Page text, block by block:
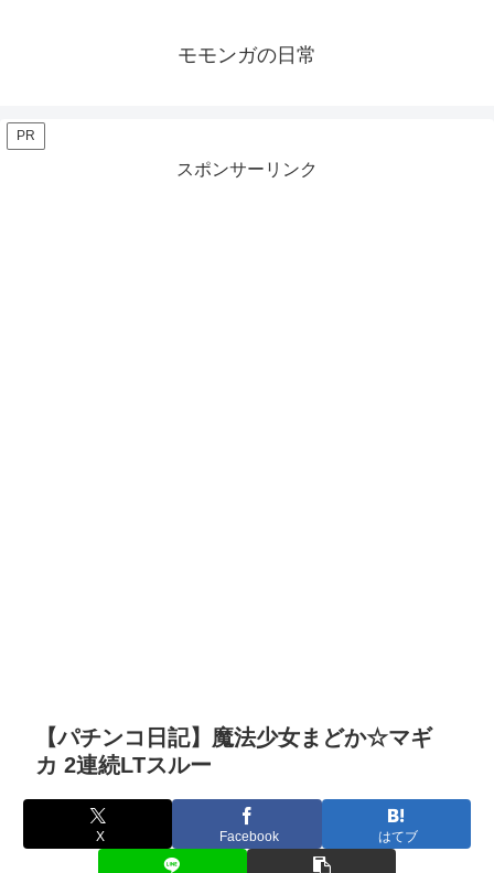
モモンガの日常
PR
スポンサーリンク
【パチンコ日記】魔法少女まどか☆マギ
カ 2連続LTスルー
X Facebook はてブ